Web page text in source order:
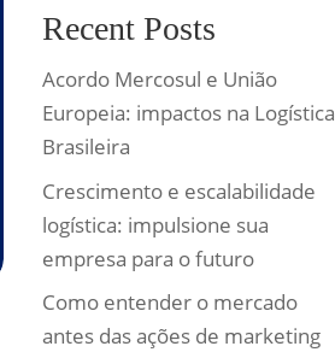
Recent Posts
Acordo Mercosul e União
Europeia: impactos na Logística
Brasileira
Crescimento e escalabilidade
logística: impulsione sua
empresa para o futuro
Como entender o mercado
antes das ações de marketing